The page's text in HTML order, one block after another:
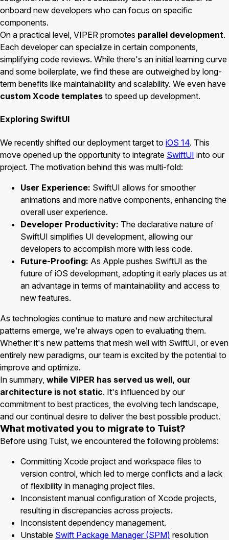
onboard new developers who can focus on specific
components.
On a practical level, VIPER promotes parallel development.
Each developer can specialize in certain components,
simplifying code reviews. While there's an initial learning curve
and some boilerplate, we find these are outweighed by long-
term benefits like maintainability and scalability. We even have
custom Xcode templates to speed up development.
Exploring SwiftUI
We recently shifted our deployment target to iOS 14. This
move opened up the opportunity to integrate SwiftUI into our
project. The motivation behind this was multi-fold:
User Experience: SwiftUI allows for smoother
animations and more native components, enhancing the
overall user experience.
Developer Productivity: The declarative nature of
SwiftUI simplifies UI development, allowing our
developers to accomplish more with less code.
Future-Proofing: As Apple pushes SwiftUI as the
future of iOS development, adopting it early places us at
an advantage in terms of maintainability and access to
new features.
As technologies continue to mature and new architectural
patterns emerge, we're always open to evaluating them.
Whether it's new patterns that mesh well with SwiftUI, or even
entirely new paradigms, our team is excited by the potential to
improve and optimize.
In summary, while VIPER has served us well, our
architecture is not static. It's influenced by our
commitment to best practices, the evolving tech landscape,
and our continual desire to deliver the best possible product.
What motivated you to migrate to Tuist?
Before using Tuist, we encountered the following problems:
Committing Xcode project and workspace files to
version control, which led to merge conflicts and a lack
of flexibility in managing project files.
Inconsistent manual configuration of Xcode projects,
resulting in discrepancies across projects.
Inconsistent dependency management.
Unstable Swift Package Manager (SPM) resolution